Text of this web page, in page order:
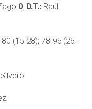
0. D.T.:Raúl
(15-28); 78-96 (26-